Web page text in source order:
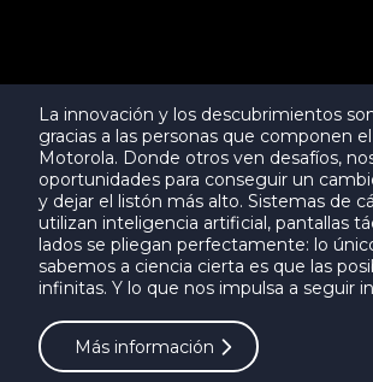
La innovación y los descubrimientos
gracias a las personas que componen
Motorola. Donde otros ven desafíos,
oportunidades para conseguir un
y dejar el listón más alto. Sistemas de
utilizan inteligencia artificial, pantallas
lados se pliegan perfectamente: lo
sabemos a ciencia cierta es que las
infinitas. Y lo que nos impulsa a seguir
Más información